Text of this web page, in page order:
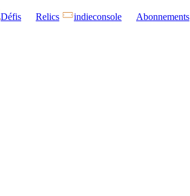
Défis Relics indieconsole Abonnements